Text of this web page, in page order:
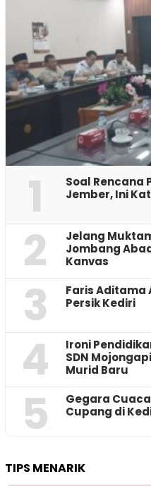
1
‎Soal Rencana
Jember, Ini
2
Jelang
Jombang
Kanvas
3
Faris Aditama
Persik Kediri
4
Ironi
SDN
Murid Baru
5
‎Gegara
Cupang di
TIPS MENARIK